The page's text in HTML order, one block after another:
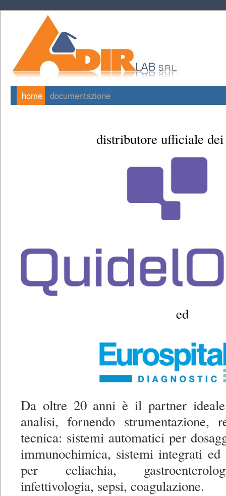
home documentazione
distributore ufficiale
ed
Da oltre 20 anni è il partner
analisi, fornendo strumentazione,
tecnica: sistemi automatici per
immunochimica, sistemi integrati ed
per celiachia,
infettivologia, sepsi, coagulazione.